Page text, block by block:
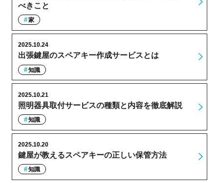
べきこと
家
出張鍵屋のスペアキー作成サービスとは
2025.10.24
知識
照明器具取付サービスの種類と内容を徹底解説
2025.10.21
知識
鍵屋が教えるスペアキーの正しい保管方法
2025.10.20
知識